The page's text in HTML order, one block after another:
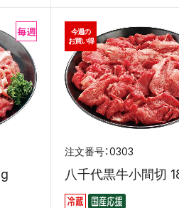
0303
八千代黒牛小間切
今週の
お買い得